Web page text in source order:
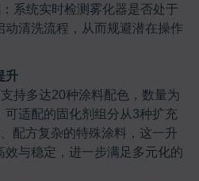
系统实时检测雾化器是否处于
动清洗流程，从而规避潜在操作
升
持多达20种涂料配色，数量为
可适配的固化剂组分从3种扩充
配方复杂的特殊涂料，这一升
与稳定，进一步满足多元化的